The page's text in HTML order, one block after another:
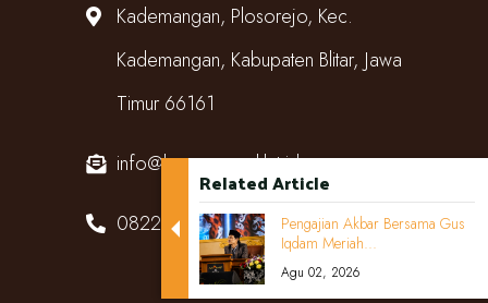
Related Article
Pengajian Akbar Bersama Gus
Iqdam Meriah...
Agu 02, 2026
Kademangan, Plosorejo, Kec.
Kademangan, Kabupaten Blitar, Jawa
Timur 66161
info@kampungcoklat.id
082220567818